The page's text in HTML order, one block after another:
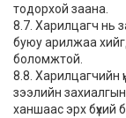
тодорхой заана.
8.7. Харилцагч нь
буюу арилжаа
боломжтой.
8.8. Харилцагчийн
зээлийн
ханшаас эрх бүхий